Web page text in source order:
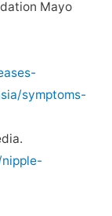
Mayo
symptoms-